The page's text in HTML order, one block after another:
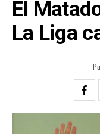
El
La Liga